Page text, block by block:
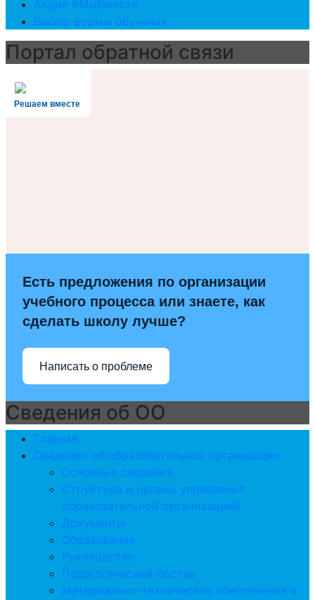
Акция #МыВместе
Выбор формы обучения
Портал обратной связи
Решаем вместе
Есть предложения по организации
учебного процесса или знаете, как
сделать школу лучше?
Написать о проблеме
Сведения об ОО
Главная
Сведения об образовательной организации
Основные сведения
Структура и органы управления
образовательной организацией
Документы
Образование
Руководство
Педагогический состав
Материально-техническое обеспечение и